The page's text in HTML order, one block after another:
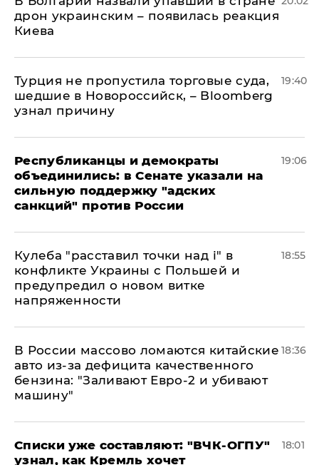
дрон украинским – появилась реакция
Киева
Турция не пропустила торговые суда,
шедшие в Новороссийск, – Bloomberg
узнал причину
19:40
Республиканцы и демократы
объединились: в Сенате указали на
сильную поддержку "адских
санкций" против России
19:06
Кулеба "расставил точки над і" в
конфликте Украины с Польшей и
предупредил о новом витке
напряженности
18:55
В России массово ломаются китайские
авто из-за дефицита качественного
бензина: "Заливают Евро-2 и убивают
машину"
18:36
Списки уже составляют: "ВЧК-ОГПУ"
узнал, как Кремль хочет
18:01